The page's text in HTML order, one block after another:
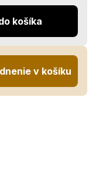
košíka
v košíku